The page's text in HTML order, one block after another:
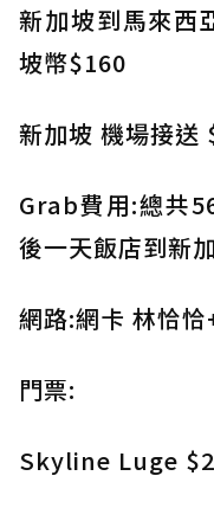
新加坡到馬來西
坡幣$160
新加坡 機場接送
Grab費用:總共
後一天飯店到新
網路:網卡 林恰
門票:
Skyline Luge